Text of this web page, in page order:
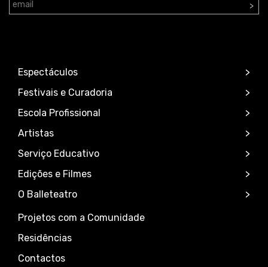
>
Espectáculos
Festivais e Curadoria
Escola Profissional
Artistas
Serviço Educativo
Edições e Filmes
O Balleteatro
Projetos com a Comunidade
Residências
Contactos